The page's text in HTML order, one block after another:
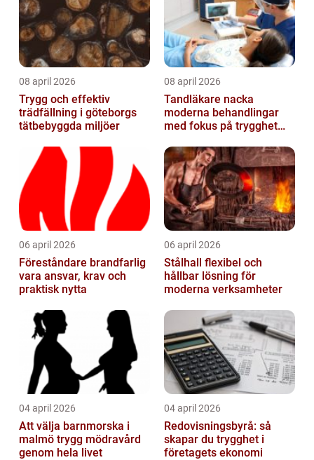
08 april 2026
Trygg och effektiv
trädfällning i göteborgs
tätbebyggda miljöer
08 april 2026
Tandläkare nacka
moderna behandlingar
med fokus på trygghet
06 april 2026
Föreståndare brandfarlig
vara ansvar, krav och
praktisk nytta
06 april 2026
Stålhall flexibel och
hållbar lösning för
moderna verksamheter
04 april 2026
Att välja barnmorska i
malmö trygg mödravård
genom hela livet
04 april 2026
Redovisningsbyrå: så
skapar du trygghet i
företagets ekonomi